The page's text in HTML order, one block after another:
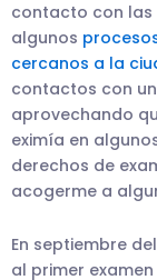
contacto con las
algunos
cercanos a la
contactos con
aprovechando
eximía en
derechos de
acogerme a
En septiembre
al primer